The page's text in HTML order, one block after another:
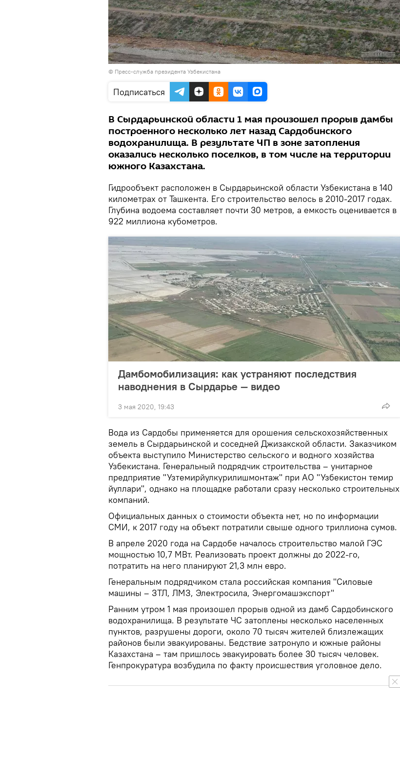
© Пресс-служба президента Узбекистана
Подписаться
В Сырдарьинской области 1 мая произошел прорыв дамбы
построенного несколько лет назад Сардобинского
водохранилища. В результате ЧП в зоне затопления
оказались несколько поселков, в том числе на территории
южного Казахстана.
Гидрообъект расположен в Сырдарьинской области Узбекистана в 140
километрах от Ташкента. Его строительство велось в 2010-2017 годах.
Глубина водоема составляет почти 30 метров, а емкость оценивается в
922 миллиона кубометров.
Дамбомобилизация: как устраняют последствия
наводнения в Сырдарье — видео
3 мая 2020, 19:43
Вода из Сардобы применяется для орошения сельскохозяйственных
земель в Сырдарьинской и соседней Джизакской области. Заказчиком
объекта выступило Министерство сельского и водного хозяйства
Узбекистана. Генеральный подрядчик строительства – унитарное
предприятие "Узтемирйулкурилишмонтаж" при АО "Узбекистон темир
йуллари", однако на площадке работали сразу несколько строительных
компаний.
Официальных данных о стоимости объекта нет, но по информации
СМИ, к 2017 году на объект потратили свыше одного триллиона сумов.
В апреле 2020 года на Сардобе началось строительство малой ГЭС
мощностью 10,7 МВт. Реализовать проект должны до 2022-го,
потратить на него планируют 21,3 млн евро.
Генеральным подрядчиком стала российская компания "Силовые
машины – ЗТЛ, ЛМЗ, Электросила, Энергомашэкспорт"
Ранним утром 1 мая произошел прорыв одной из дамб Сардобинского
водохранилища. В результате ЧС затоплены несколько населенных
пунктов, разрушены дороги, около 70 тысяч жителей близлежащих
районов были эвакуированы. Бедствие затронуло и южные районы
Казахстана – там пришлось эвакуировать более 30 тысяч человек.
Генпрокуратура возбудила по факту происшествия уголовное дело.